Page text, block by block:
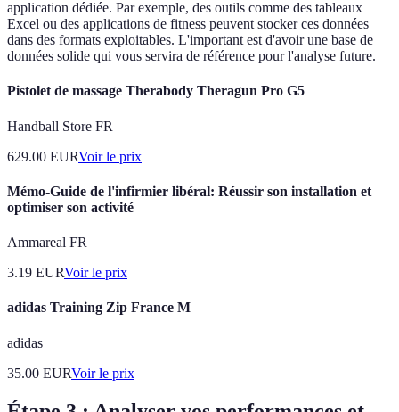
application dédiée. Par exemple, des outils comme des tableaux
Excel ou des applications de fitness peuvent stocker ces données
dans des formats exploitables. L'important est d'avoir une base de
données solide qui vous servira de référence pour l'analyse future.
Pistolet de massage Therabody Theragun Pro G5
Handball Store FR
629.00 EURVoir le prix
Mémo-Guide de l'infirmier libéral: Réussir son installation et
optimiser son activité
Ammareal FR
3.19 EURVoir le prix
adidas Training Zip France M
adidas
35.00 EURVoir le prix